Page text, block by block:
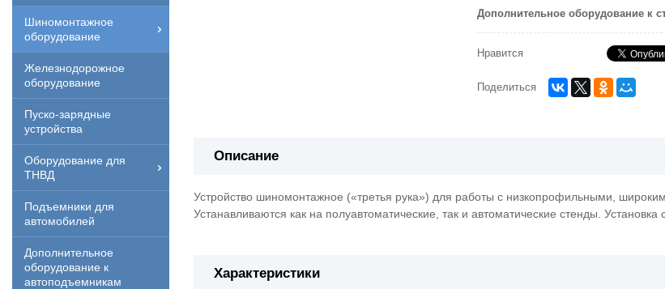
Шиномонтажное
оборудование
Железнодорожное
оборудование
Пуско-зарядные
устройства
Оборудование для
ТНВД
Подъемники для
автомобилей
Дополнительное
оборудование к
автоподъемникам
Дополнительное оборудование к
Нравится
Поделиться
Описание
Устройство шиномонтажное («третья рука») для работы с низкопрофильными,
Устанавливаются как на полуавтоматические, так и автоматические стенды. Установка
Характеристики